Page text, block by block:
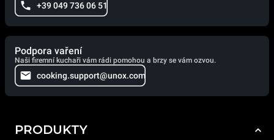
+39 049 736 06 51
Podpora vaření
Naši firemní kuchaři vám rádi pomohou a brzy se vám ozvou.
cooking.support@unox.com
PRODUKTY